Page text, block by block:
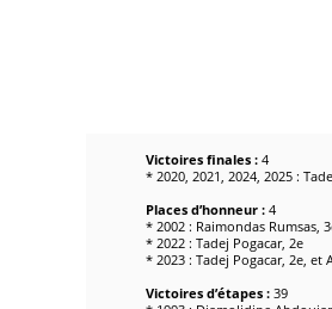
Victoires finales : 4
* 2020, 2021, 2024, 2025 :
Places d’honneur : 4
* 2002 : Raimondas Rumsas,
* 2022 : Tadej Pogacar, 2e
* 2023 : Tadej Pogacar, 2e, et
Victoires d’étapes : 39